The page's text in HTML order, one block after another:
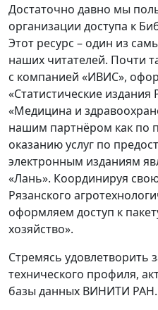
Достаточно давно мы
организации доступа к
Этот ресурс – один из
наших читателей. Почти
с компанией «ИВИС»,
«Статистические издания
«Медицина и
нашим партнёром как по
оказанию услуг по
электронным изданиям
«Лань». Координируя
Рязанского
оформляем доступ к
хозяйство».
Стремясь удовлетворить
технического профиля,
базы данных ВИНИТИ РАН.